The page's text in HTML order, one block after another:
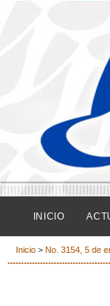
INICIO
Inicio > No. 3154, 5 de